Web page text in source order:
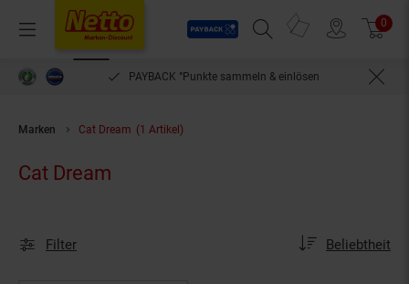
Menü
Payback
Suchfeld einblenden
Prospekte 0
PAYBACK °Punkte sammeln & einlösen
Marken Cat Dream (1 Artikel)
Cat Dream
Filter Sortierung:
Beliebtheit